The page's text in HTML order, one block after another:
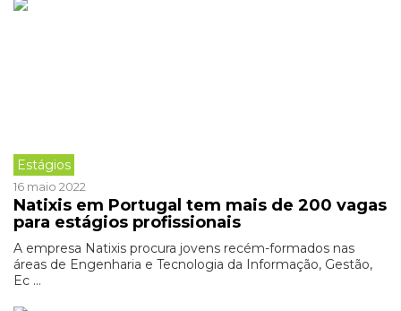
Estágios
16 maio 2022
Natixis em Portugal tem mais de 200 vagas
para estágios profissionais
A empresa Natixis procura jovens recém-formados nas
áreas de Engenharia e Tecnologia da Informação, Gestão,
Ec ...